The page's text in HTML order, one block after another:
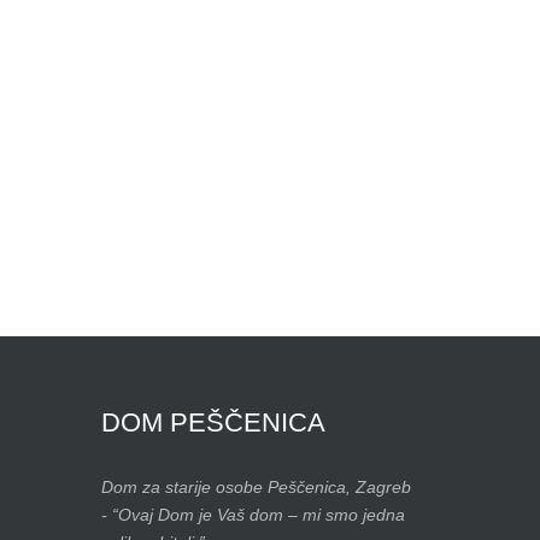
DOM PEŠČENICA
Dom za starije osobe Peščenica, Zagreb
- “Ovaj Dom je Vaš dom – mi smo jedna